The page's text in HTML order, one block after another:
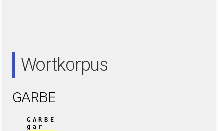
Wortkorpus
GARBE
GARBE
gar